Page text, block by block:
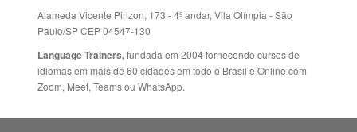
Alameda Vicente Pinzon, 173 - 4º andar, Vila Olímpia - São
Paulo/SP CEP 04547-130
Language Trainers,fundada em 2004 fornecendo cursos de
idiomas em mais de 60 cidades em todo o Brasil e Online com
Zoom, Meet, Teams ou WhatsApp.